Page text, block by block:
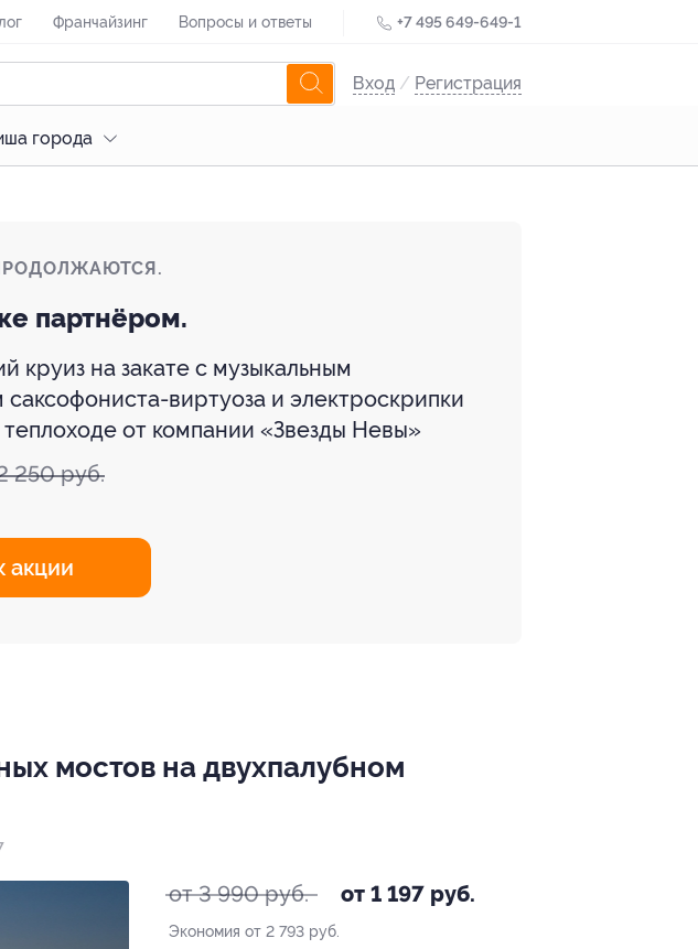
Франчайзинг Вопросы и ответы +7 495 649-649-1
Вход / Регистрация
города
партнёром.
круиз на закате с музыкальным
виртуоза и электроскрипки
от компании «Звезды Невы»
250 руб.
акции
мостов на двухпалубном
от 3 990 руб. от 1 197 руб.
Экономия от 2 793 руб.